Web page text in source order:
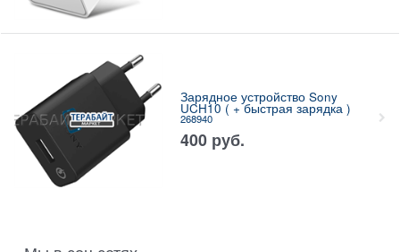
Зарядное устройство Sony
UCH10 ( + быстрая зарядка )
268940
400 руб.